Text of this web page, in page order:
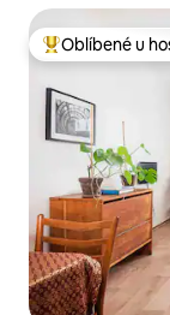
Nejlepší v
Oblíbené u